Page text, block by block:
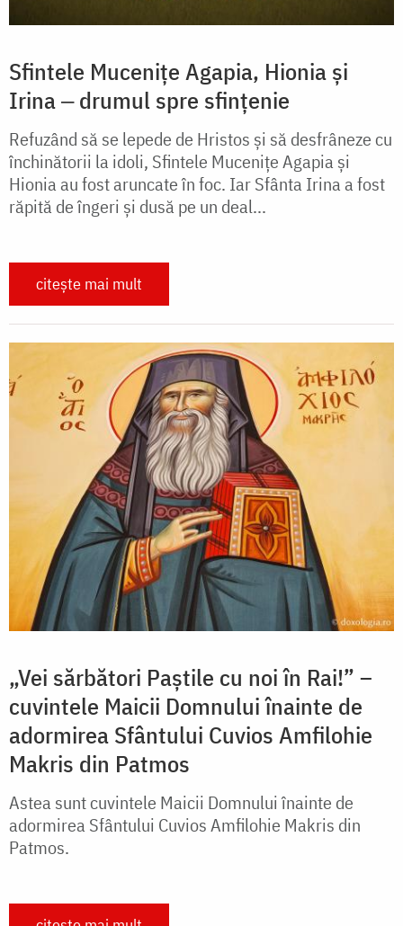
Sfintele Mucenițe Agapia, Hionia și
Irina ‒ drumul spre sfințenie
Refuzând să se lepede de Hristos și să desfrâneze cu
închinătorii la idoli, Sfintele Mucenițe Agapia și
Hionia au fost aruncate în foc. Iar Sfânta Irina a fost
răpită de îngeri și dusă pe un deal...
citește mai mult
„Vei sărbători Paștile cu noi în Rai!” –
cuvintele Maicii Domnului înainte de
adormirea Sfântului Cuvios Amfilohie
Makris din Patmos
Astea sunt cuvintele Maicii Domnului înainte de
adormirea Sfântului Cuvios Amfilohie Makris din
Patmos.